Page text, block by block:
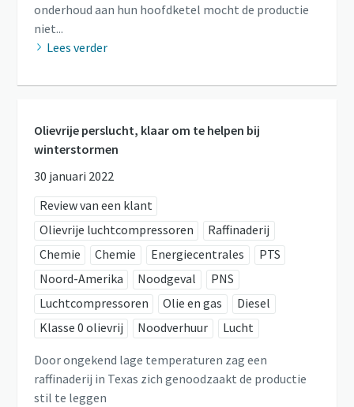
onderhoud aan hun hoofdketel mocht de productie
niet...
Lees verder
Olievrije perslucht, klaar om te helpen bij
winterstormen
30 januari 2022
Review van een klant
Olievrije luchtcompressoren
Raffinaderij
Chemie
Chemie Energiecentrales
PTS
Noord-Amerika
Noodgeval
PNS
Luchtcompressoren
Olie en gas
Diesel
Klasse 0 olievrij
Noodverhuur Lucht
Door ongekend lage temperaturen zag een
raffinaderij in Texas zich genoodzaakt de productie
stil te leggen